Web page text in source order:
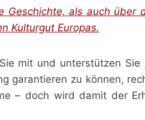
als auch über
Kulturgut Europas.
mit und unterstützen Sie
garantieren zu können,
– doch wird damit der